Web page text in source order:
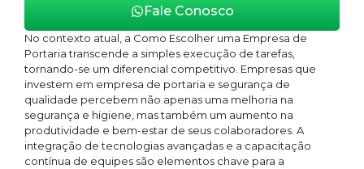
Fale Conosco
No contexto atual, a Como Escolher uma Empresa de
Portaria transcende a simples execução de tarefas,
tornando-se um diferencial competitivo. Empresas que
investem em empresa de portaria e segurança de
qualidade percebem não apenas uma melhoria na
segurança e higiene, mas também um aumento na
produtividade e bem-estar de seus colaboradores. A
integração de tecnologias avançadas e a capacitação
contínua de equipes são elementos chave para a